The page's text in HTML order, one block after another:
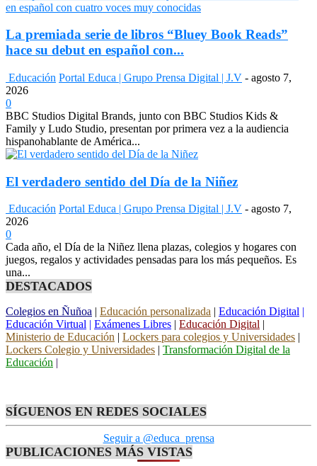
La premiada serie de libros “Bluey Book Reads”
hace su debut en español con...
Educación Portal Educa | Grupo Prensa Digital | J.V - agosto 7,
2026
0
BBC Studios Digital Brands, junto con BBC Studios Kids &
Family y Ludo Studio, presentan por primera vez a la audiencia
hispanohablante de América...
El verdadero sentido del Día de la Niñez
Educación Portal Educa | Grupo Prensa Digital | J.V - agosto 7,
2026
0
Cada año, el Día de la Niñez llena plazas, colegios y hogares con
juegos, regalos y actividades pensadas para los más pequeños. Es
una...
DESTACADOS
Colegios en Ñuñoa Educación personalizada Educación Digital
Educación Virtual
Exámenes Libres Educación Digital
Ministerio de Educación
Lockers para colegios y Universidades
Lockers Colegio y Universidades
Transformación Digital de la
Educación
SÍGUENOS EN REDES SOCIALES
Seguir a @educa_prensa
PUBLICACIONES MÁS VISTAS